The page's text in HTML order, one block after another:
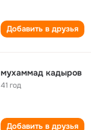
Добавить в друзья
мухаммад кадыров
41 год
Добавить в друзья